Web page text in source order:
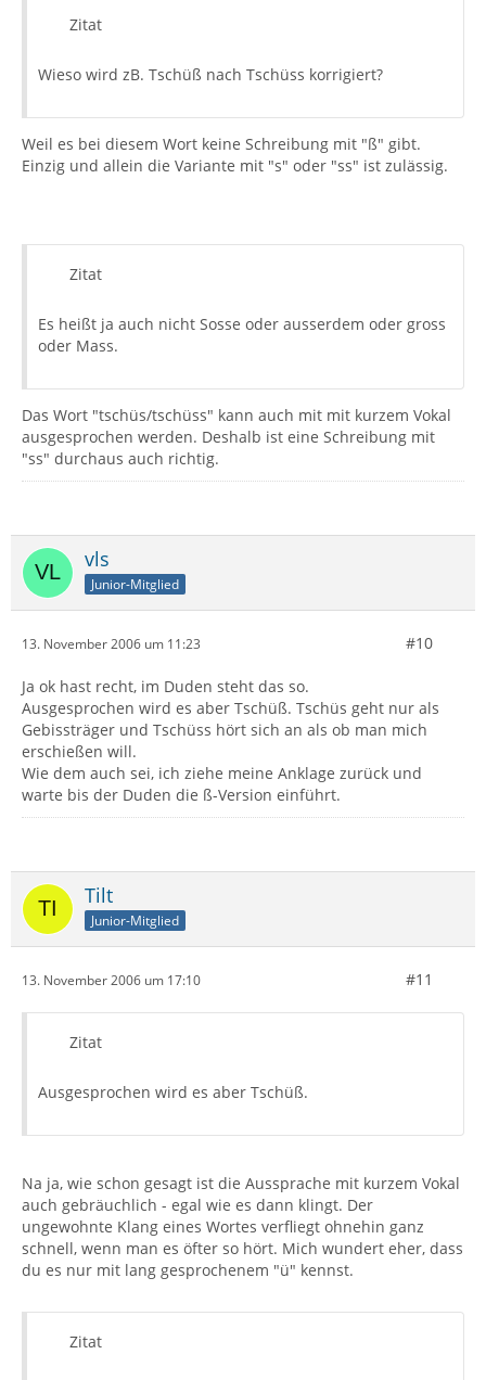
Zitat
Wieso wird zB. Tschüß nach Tschüss korrigiert?
Weil es bei diesem Wort keine Schreibung mit "ß" gibt.
Einzig und allein die Variante mit "s" oder "ss" ist zulässig.
Zitat
Es heißt ja auch nicht Sosse oder ausserdem oder gross
oder Mass.
Das Wort "tschüs/tschüss" kann auch mit mit kurzem Vokal
ausgesprochen werden. Deshalb ist eine Schreibung mit
"ss" durchaus auch richtig.
vls
Junior-Mitglied
13. November 2006 um 11:23 #10
Ja ok hast recht, im Duden steht das so.
Ausgesprochen wird es aber Tschüß. Tschüs geht nur als
Gebissträger und Tschüss hört sich an als ob man mich
erschießen will.
Wie dem auch sei, ich ziehe meine Anklage zurück und
warte bis der Duden die ß-Version einführt.
Tilt
Junior-Mitglied
13. November 2006 um 17:10 #11
Zitat
Ausgesprochen wird es aber Tschüß.
Na ja, wie schon gesagt ist die Aussprache mit kurzem Vokal
auch gebräuchlich - egal wie es dann klingt. Der
ungewohnte Klang eines Wortes verfliegt ohnehin ganz
schnell, wenn man es öfter so hört. Mich wundert eher, dass
du es nur mit lang gesprochenem "ü" kennst.
Zitat